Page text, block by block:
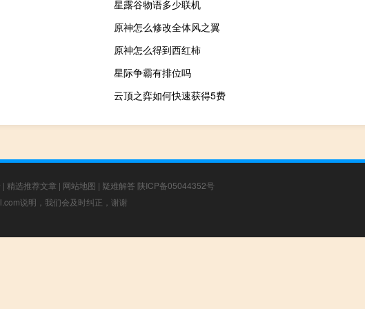
星露谷物语多少联机
原神怎么修改全体风之翼
原神怎么得到西红柿
星际争霸有排位吗
云顶之弈如何快速获得5费
| 精选推荐文章 | 网站地图 | 疑难解答 陕ICP备05044352号
说明，我们会及时纠正，谢谢